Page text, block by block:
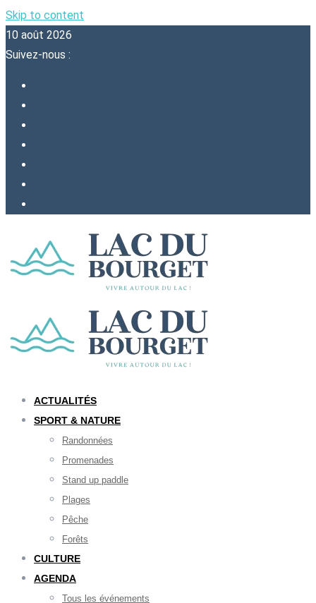
Skip to content
10 août 2026
Suivez-nous :
ACTUALITÉS
SPORT & NATURE
Randonnées
Promenades
Stand up paddle
Plages
Pêche
Forêts
CULTURE
AGENDA
Tous les événements